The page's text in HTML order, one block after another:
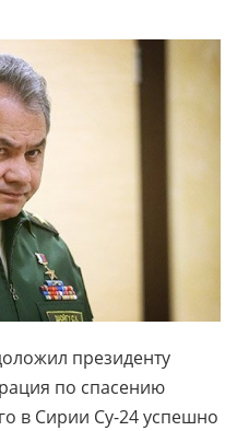
президенту
по спасению
в Сирии Су-24 успешно